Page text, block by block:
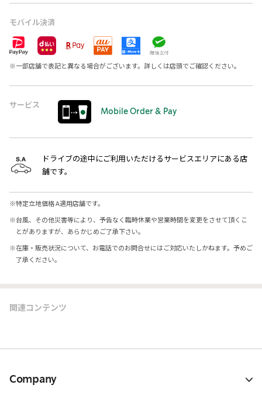
モバイル決済
※一部店舗で表記と異なる場合がございます。詳しくは店頭でご確認ください。
サービス
Mobile Order & Pay
ドライブの途中にご利用いただけるサービスエリアにある店
舗です。
※特定立地価格 A適用店舗です。
※台風、その他災害等により、予告なく臨時休業や営業時間を変更をさせて頂くこ
とがありますが、あらかじめご了承下さい。
※在庫・販売状況について、お電話でのお問合せにはご対応いたしかねます。予めご
了承ください。
関連コンテンツ
Company